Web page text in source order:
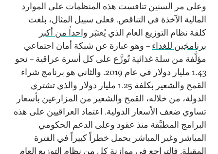
وعلى مر السنين تنافست هذه المنظمات على الموارد
المالية الآخذة في التناقص. فعلى سبيل المثال، بلغت
كلفة نظام التوزيع العام الذي يُعتبَر واحداً من أكبر
برنامجَين للغذاء – وهو عبارة عن شبكة أمان اجتماعي
مؤلَّفة من سلة غذائية تُوزَّع على كل أسرة عراقية – نحو
1.43 مليار دولار في عام 2019. والثاني هو برنامج شراء
القمح والشعير بكلفة 1.25 مليار دولار والذي تشتري
الدولة، من خلاله، القمح والشعير من المزارعين بأسعار
تساوي ضعف الأسعار الدولية. اعتماد العراقيين على هذه
البرامج المطبَّقة منذ عقود وعلى الدعم الحكومي
المباشر وغير المباشر يحمل خطراً كبيراً في الفترة
المقبلة. فالتراجع في موازنة كل من نظام التوزيع العام